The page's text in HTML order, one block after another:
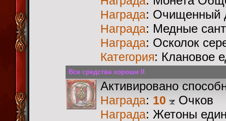
Награда: Очищенный
Награда: Медные
Награда: Осколок
Категория: Клановое
Все средства хороши II
Активировано
Награда: 10 Очков
Награда: Жетоны